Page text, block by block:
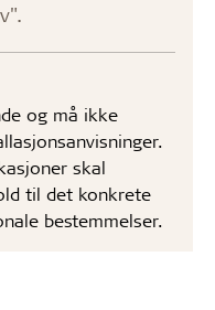
og må ikke
skal
til det konkrete
bestemmelser.